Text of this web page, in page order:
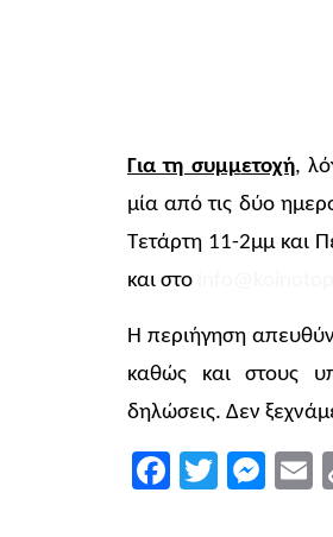
Για τη συμμετοχή,
μία από τις δύο
Τετάρτη 11-2μμ και
και στο
Η περιήγηση
καθώς και στους
δηλώσεις. Δεν
Facebook
Twitter